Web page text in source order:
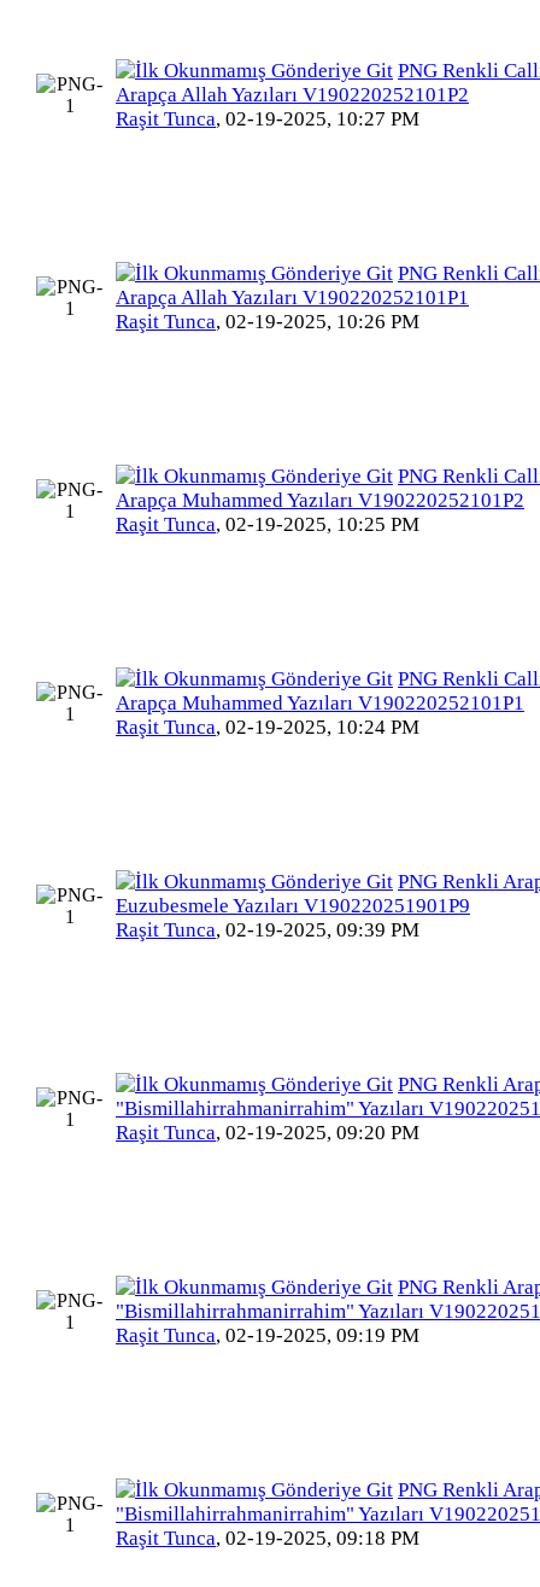
PNG Renkli
Arapça Allah Yazıları V190220252101P2
Raşit Tunca, 02-19-2025, 10:27 PM
PNG Renkli
Arapça Allah Yazıları V190220252101P1
Raşit Tunca, 02-19-2025, 10:26 PM
PNG Renkli
Arapça Muhammed Yazıları V190220252101P2
Raşit Tunca, 02-19-2025, 10:25 PM
PNG Renkli
Arapça Muhammed Yazıları V190220252101P1
Raşit Tunca, 02-19-2025, 10:24 PM
PNG Renkli
Euzubesmele Yazıları V190220251901P9
Raşit Tunca, 02-19-2025, 09:39 PM
PNG Renkli
"Bismillahirrahmanirrahim" Yazıları
Raşit Tunca, 02-19-2025, 09:20 PM
PNG Renkli
"Bismillahirrahmanirrahim" Yazıları
Raşit Tunca, 02-19-2025, 09:19 PM
PNG Renkli
"Bismillahirrahmanirrahim" Yazıları
Raşit Tunca, 02-19-2025, 09:18 PM